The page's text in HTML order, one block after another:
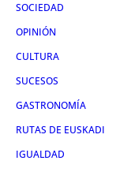
SOCIEDAD
OPINIÓN
CULTURA
SUCESOS
GASTRONOMÍA
RUTAS DE EUSKADI
IGUALDAD